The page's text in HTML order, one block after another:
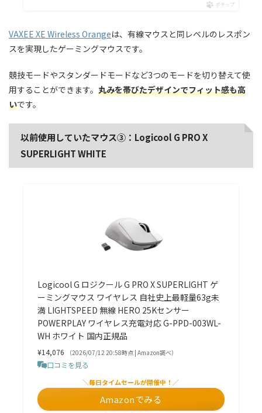
ポチップ
VAXEE XE Wireless Orangeは、有線マウスと同レベルのレスポン
スを実現したゲーミングマウスです。
競技モードやスタンダードモードなど3つのモードを切り替えて使
用することができます。 丸みを帯びたデザインでフィット感も高
いです。
以前使用していたマウス③：Logicool G PRO X
SUPERLIGHT WHITE
Logicool G ロジクール G PRO X SUPERLIGHT ゲ
ーミングマウス ワイヤレス 自社史上最軽量63g未
満 LIGHTSPEED 無線 HERO 25Kセンサー
POWERPLAY ワイヤレス充電対応 G-PPD-003WL-
WH ホワイト 国内正規品
¥14,076 （2026/07/12 20:58時点 | Amazon調べ）
口コミを見る
＼毎日タイムセールが開催中！／
Amazonでみる